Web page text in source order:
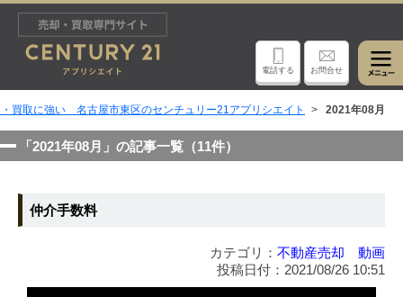
電話する お問合せ
買取に強い 名古屋市東区のセンチュリー21アプリシエイト 2021年08月
「2021年08月」の記事一覧（11件）
仲介手数料
カテゴリ： 不動産売却 動画
投稿日付：2021/08/26 10:51